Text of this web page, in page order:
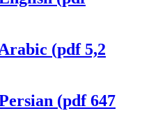
(pdf 5,2
(pdf 647